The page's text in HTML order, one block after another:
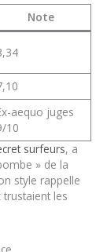
Note
aequo juges
10
surfeurs, a
» de la
style rappelle
les